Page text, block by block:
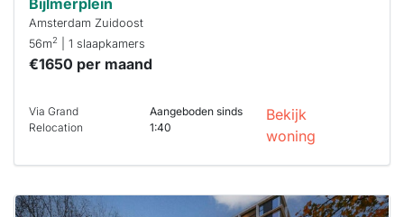
Bijlmerplein
Amsterdam Zuidoost
56m2 | 1 slaapkamers
€1650 per maand
Via Grand
Relocation
Aangeboden sinds
1:40
Bekijk
woning